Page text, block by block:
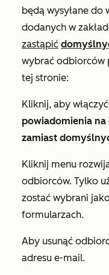
będą wysyłane do
dodanych w
zastąpić
wybrać odbiorców
tej stronie:
Kliknij, aby
powiadomienia
zamiast
Kliknij menu
odbiorców. Tylko
zostać wybrani
formularzach.
Aby usunąć
adresu e-mail.